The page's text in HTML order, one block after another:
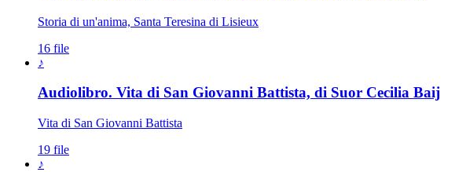
Storia di un'anima, Santa Teresina di Lisieux
16 file
♪
Audiolibro. Vita di San Giovanni Battista, di Suor Cecilia Baij
Vita di San Giovanni Battista
19 file
♪